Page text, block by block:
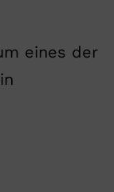
eines der